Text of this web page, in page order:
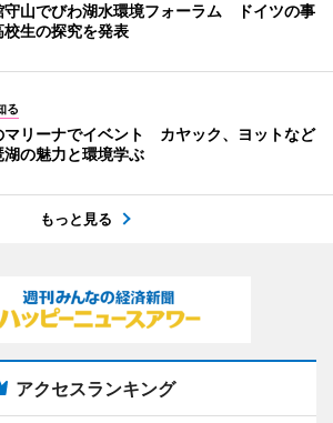
守山でびわ湖水環境フォーラム ドイツの事
校生の探究を発表
る
マリーナでイベント カヤック、ヨットなど
湖の魅力と環境学ぶ
もっと見る
アクセスランキング